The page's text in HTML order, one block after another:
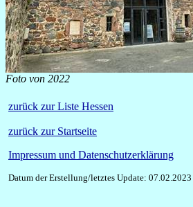
Foto von 2022
zurück zur Liste Hessen
zurück zur Startseite
Impressum und Datenschutzerklärung
Datum der Erstellung/letztes Update: 07.02.2023